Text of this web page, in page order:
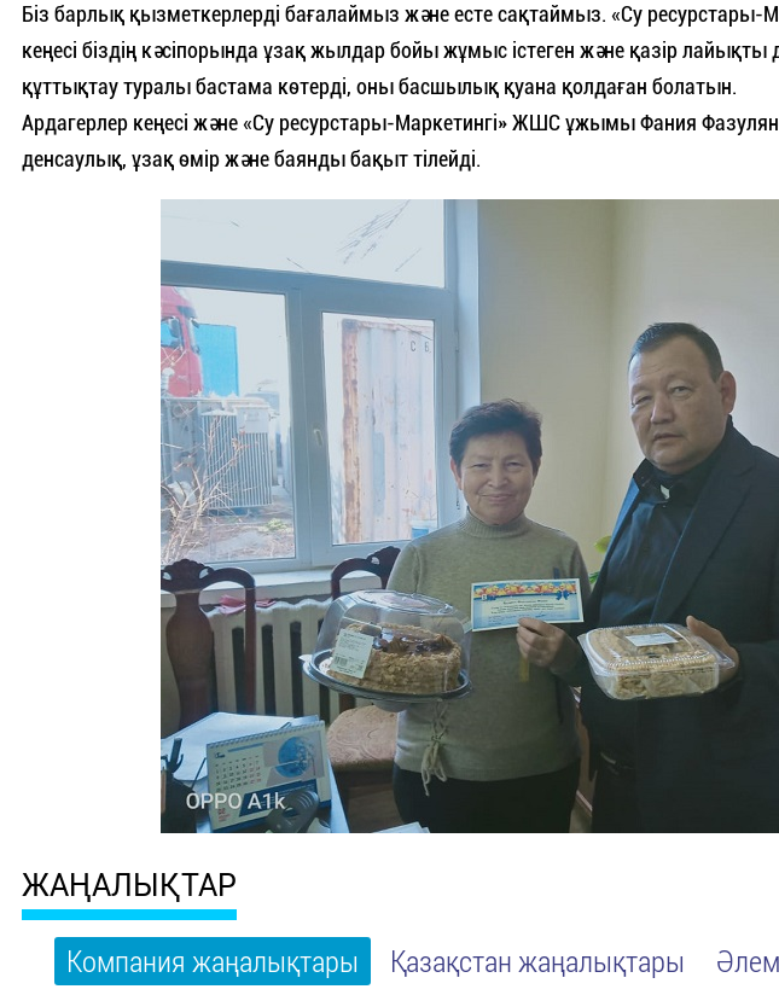
Біз барлық қызметкерлерді бағалаймыз және есте сақтаймыз. «Су ресурстары-
кеңесі біздің кәсіпорында ұзақ жылдар бойы жұмыс істеген және қазір
құттықтау туралы бастама көтерді, оны басшылық қуана қолдаған болатын.
Ардагерлер кеңесі және «Су ресурстары-Маркетингі» ЖШС ұжымы Фания
денсаулық, ұзақ өмір және баянды бақыт тілейді.
ЖАҢАЛЫҚТАР
Компания жаңалықтары Қазақстан жаңалықтары